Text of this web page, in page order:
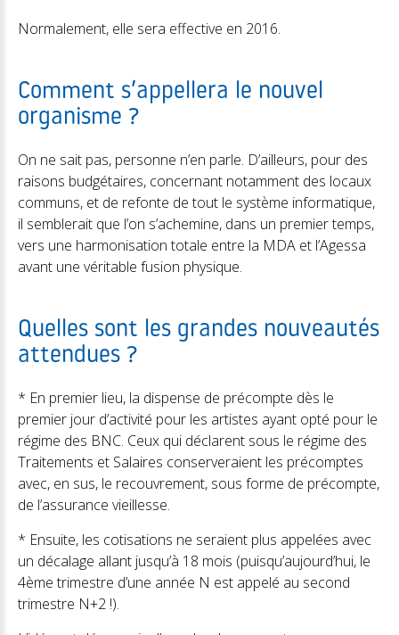
Normalement, elle sera effective en 2016.
Comment s’appellera le nouvel
organisme ?
On ne sait pas, personne n’en parle. D’ailleurs, pour des
raisons budgétaires, concernant notamment des locaux
communs, et de refonte de tout le système informatique,
il semblerait que l’on s’achemine, dans un premier temps,
vers une harmonisation totale entre la MDA et l’Agessa
avant une véritable fusion physique.
Quelles sont les grandes nouveautés
attendues ?
* En premier lieu, la dispense de précompte dès le
premier jour d’activité pour les artistes ayant opté pour le
régime des BNC. Ceux qui déclarent sous le régime des
Traitements et Salaires conserveraient les précomptes
avec, en sus, le recouvrement, sous forme de précompte,
de l’assurance vieillesse.
* Ensuite, les cotisations ne seraient plus appelées avec
un décalage allant jusqu’à 18 mois (puisqu’aujourd’hui, le
4ème trimestre d’une année N est appelé au second
trimestre N+2 !).